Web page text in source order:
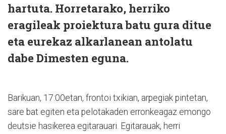
hartuta. Horretarako, herriko
eragileak proiektura batu gura ditue
eta eurekaz alkarlanean antolatu
dabe Dimesten eguna.
Barikuan, 17:00etan, frontoi txikian, arpegiak pintetan,
sare bat egiten eta pelotakaden erronkeagaz emongo
deutsie hasikerea egitarauari. Egitarauak, herri